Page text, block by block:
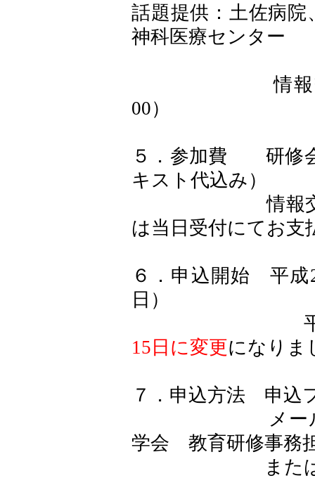
話題提供：土佐病
神科医療センター
情報交換会：
00）
５．参加費 研修
キスト代込み）
情報交換会
は当日受付にてお支
６．申込開始 平成
日）
平成29年5
15日に変更になりま
７．申込方法 申込
メール
学会 教育研修事務
または別紙申